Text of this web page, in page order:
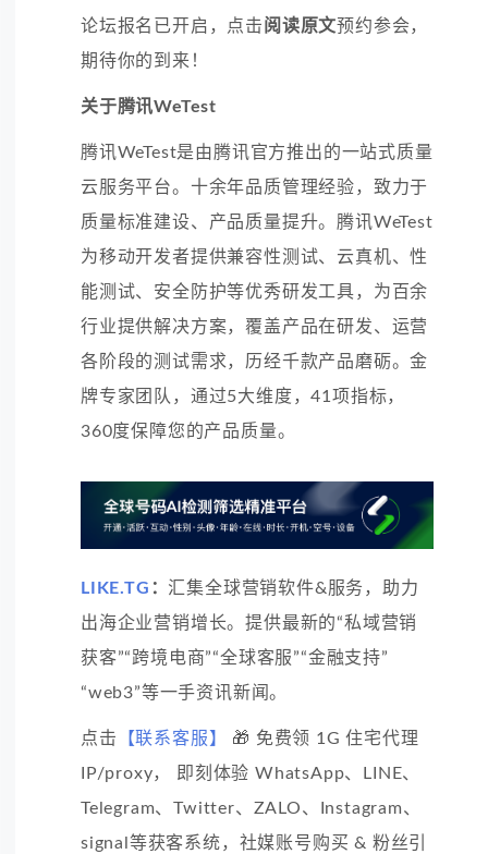
论坛报名已开启，点击阅读原文预约参会，
期待你的到来！
关于腾讯WeTest
腾讯WeTest是由腾讯官方推出的一站式质量
云服务平台。十余年品质管理经验，致力于
质量标准建设、产品质量提升。腾讯WeTest
为移动开发者提供兼容性测试、云真机、性
能测试、安全防护等优秀研发工具，为百余
行业提供解决方案，覆盖产品在研发、运营
各阶段的测试需求，历经千款产品磨砺。金
牌专家团队，通过5大维度，41项指标，
360度保障您的产品质量。
LIKE.TG ： 汇集全球营销软件&服务，助力
出海企业营销增长。提供最新的“私域营销
获客”“跨境电商”“全球客服”“金融支持”
“web3”等一手资讯新闻。
点击 【联系客服】
🎁 免费领 1G 住宅代理
IP/proxy， 即刻体验 WhatsApp、LINE、
Telegram、Twitter、ZALO、Instagram、
signal等获客系统，社媒账号购买 & 粉丝引